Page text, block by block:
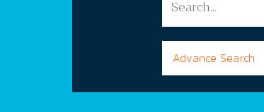
Advance Search